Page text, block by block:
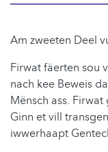
Am zweeten Deel
Firwat fäerten sou
nach kee Beweis
Mënsch ass.
Ginn et vill
iwwerhaapt